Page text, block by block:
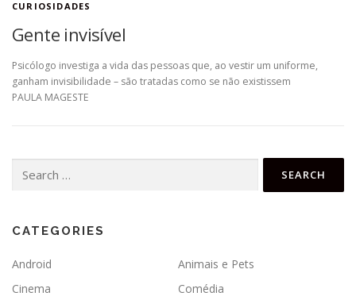
CURIOSIDADES
Gente invisível
Psicólogo investiga a vida das pessoas que, ao vestir um uniforme,
ganham invisibilidade – são tratadas como se não existissem
PAULA MAGESTE
for:
CATEGORIES
Android
Animais e Pets
Cinema
Comédia